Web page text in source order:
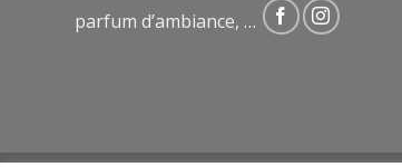
parfum d’ambiance, …